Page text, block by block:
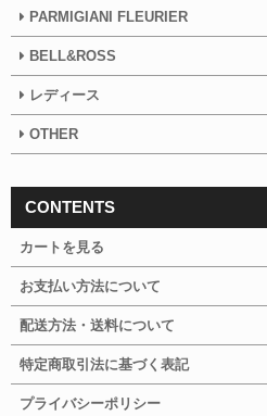
PARMIGIANI FLEURIER
BELL&ROSS
レディース
OTHER
CONTENTS
カートを見る
お支払い方法について
配送方法・送料について
特定商取引法に基づく表記
プライバシーポリシー